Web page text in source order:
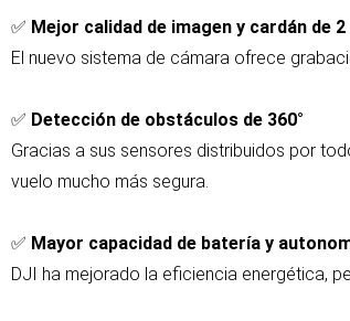
✅ Mejor calidad de imagen y cardán de
El nuevo sistema de cámara ofrece
✅ Detección de obstáculos de 360°
Gracias a sus sensores distribuidos por
vuelo mucho más segura.
✅ Mayor capacidad de batería y
DJI ha mejorado la eficiencia energética,